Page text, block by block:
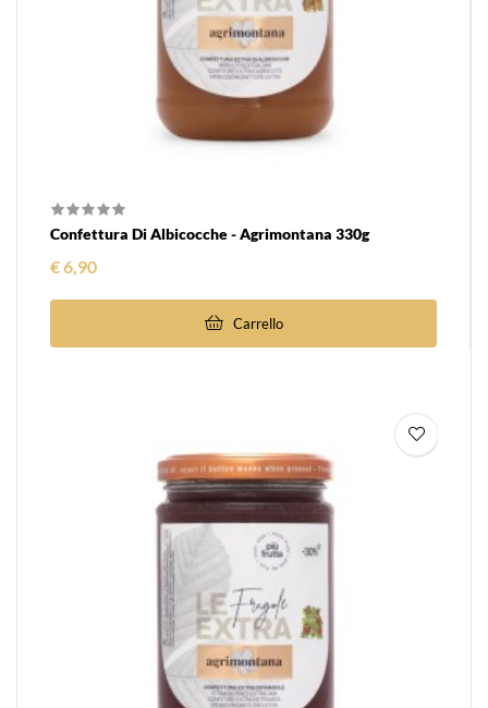
Confettura Di Albicocche - Agrimontana 330g
Prezzo
€ 6,90
Carrello